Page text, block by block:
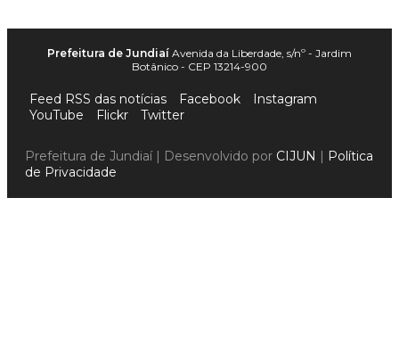
Prefeitura de Jundiaí Avenida da Liberdade, s/nº - Jardim
Botânico - CEP 13214-900
Feed RSS das notícias Facebook
Instagram
YouTube
Flickr Twitter
Prefeitura de Jundiaí | Desenvolvido por CIJUN | Política
de Privacidade